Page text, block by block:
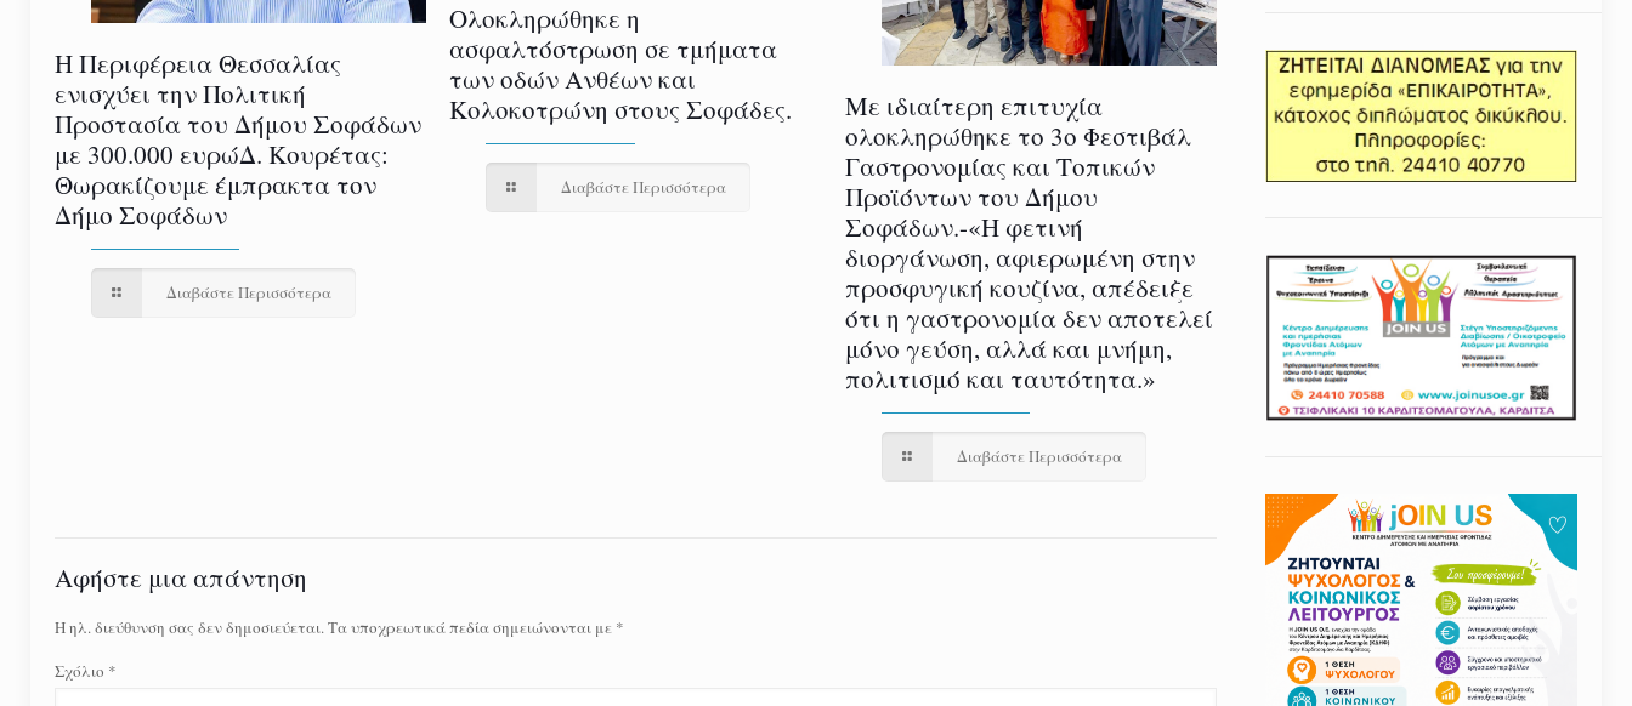
Η Περιφέρεια Θεσσαλίας
ενισχύει την Πολιτική
Προστασία του Δήμου Σοφάδων
με 300.000 ευρώΔ. Κουρέτας:
Θωρακίζουμε έμπρακτα τον
Δήμο Σοφάδων
Διαβάστε Περισσότερα
Ολοκληρώθηκε η
ασφαλτόστρωση σε τμήματα
των οδών Ανθέων και
Κολοκοτρώνη στους Σοφάδες.
Διαβάστε Περισσότερα
Με ιδιαίτερη επιτυχία
ολοκληρώθηκε το 3ο Φεστιβάλ
Γαστρονομίας και Τοπικών
Προϊόντων του Δήμου
Σοφάδων.-«Η φετινή
διοργάνωση, αφιερωμένη στην
προσφυγική κουζίνα, απέδειξε
ότι η γαστρονομία δεν αποτελεί
μόνο γεύση, αλλά και μνήμη,
πολιτισμό και ταυτότητα.»
Διαβάστε Περισσότερα
Αφήστε μια απάντηση
Η ηλ. διεύθυνση σας δεν δημοσιεύεται.Τα υποχρεωτικά πεδία σημειώνονται με *
Σχόλιο *